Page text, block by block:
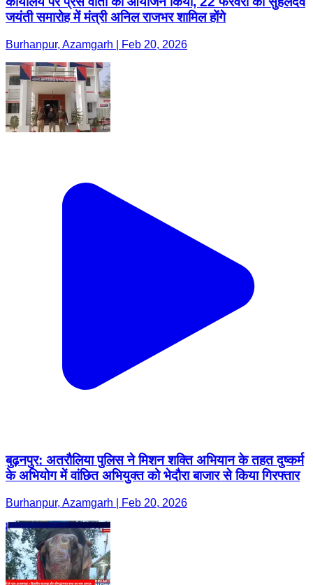
जयंती समारोह में मंत्री अनिल राजभर शामिल होंगे
Burhanpur, Azamgarh | Feb 20, 2026
बुढ़नपुर: अतरौलिया पुलिस ने मिशन शक्ति अभियान के तहत दुष्कर्म
के अभियोग में वांछित अभियुक्त को भेदौरा बाजार से किया गिरफ्तार
Burhanpur, Azamgarh | Feb 20, 2026